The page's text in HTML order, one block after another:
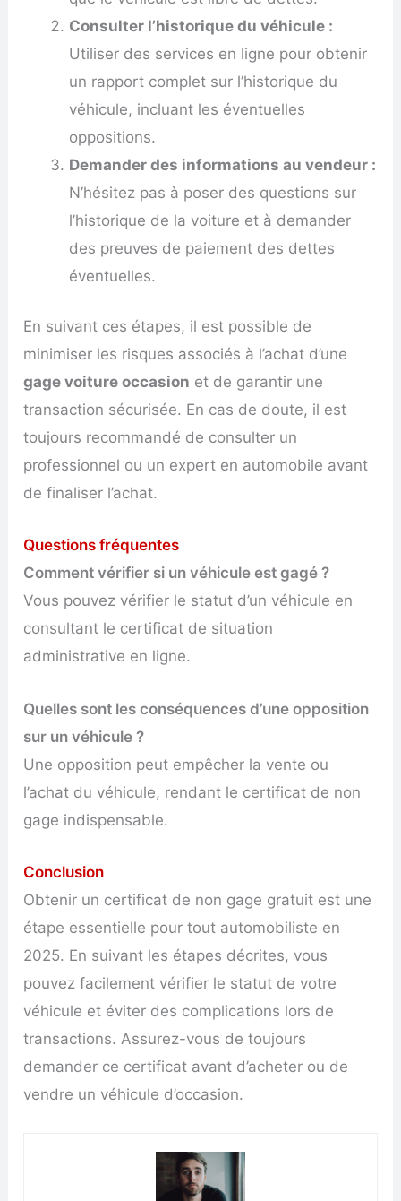
Consulter l’historique du véhicule :
Utiliser des services en ligne pour obtenir
un rapport complet sur l’historique du
véhicule, incluant les éventuelles
oppositions.
Demander des informations au vendeur :
N’hésitez pas à poser des questions sur
l’historique de la voiture et à demander
des preuves de paiement des dettes
éventuelles.
En suivant ces étapes, il est possible de
minimiser les risques associés à l’achat d’une
gage voiture occasion et de garantir une
transaction sécurisée. En cas de doute, il est
toujours recommandé de consulter un
professionnel ou un expert en automobile avant
de finaliser l’achat.
Questions fréquentes
Comment vérifier si un véhicule est gagé ?
Vous pouvez vérifier le statut d’un véhicule en
consultant le certificat de situation
administrative en ligne.
Quelles sont les conséquences d’une opposition
sur un véhicule ?
Une opposition peut empêcher la vente ou
l’achat du véhicule, rendant le certificat de non
gage indispensable.
Conclusion
Obtenir un certificat de non gage gratuit est une
étape essentielle pour tout automobiliste en
2025. En suivant les étapes décrites, vous
pouvez facilement vérifier le statut de votre
véhicule et éviter des complications lors de
transactions. Assurez-vous de toujours
demander ce certificat avant d’acheter ou de
vendre un véhicule d’occasion.